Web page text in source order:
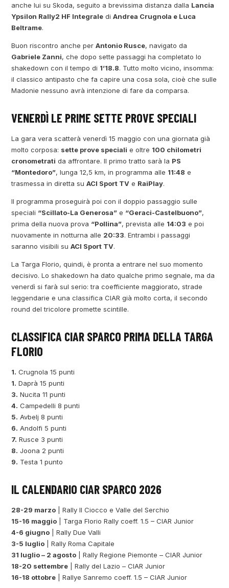
anche lui su Skoda, seguito a brevissima distanza dalla Lancia
Ypsilon Rally2 HF Integrale diAndrea Crugnola e Luca
Beltrame.
Buon riscontro anche perAntonio Rusce, navigato da
Gabriele Zanni, che dopo sette passaggi ha completato lo
shakedown con il tempo di 1’18.8. Tutto molto vicino, insomma:
il classico antipasto che fa capire una cosa sola, cioè che sulle
Madonie nessuno avrà intenzione di fare da comparsa.
VENERDÌ LE PRIME SETTE PROVE SPECIALI
La gara vera scatterà venerdì 15 maggio con una giornata già
molto corposa: sette prove speciali e oltre 100 chilometri
cronometrati da affrontare. Il primo tratto sarà la PS
“Montedoro”, lunga 12,5 km, in programma alle 11:48 e
trasmessa in diretta suACI Sport TV e RaiPlay.
Il programma proseguirà poi con il doppio passaggio sulle
speciali “Scillato-La Generosa” e “Geraci-Castelbuono”,
prima della nuova prova “Pollina”, prevista alle 14:03 e poi
nuovamente in notturna alle 20:33. Entrambi i passaggi
saranno visibili suACI Sport TV.
La Targa Florio, quindi, è pronta a entrare nel suo momento
decisivo. Lo shakedown ha dato qualche primo segnale, ma da
venerdì si farà sul serio: tra coefficiente maggiorato, strade
leggendarie e una classifica CIAR già molto corta, il secondo
round del tricolore promette scintille.
CLASSIFICA CIAR SPARCO PRIMA DELLA TARGA
FLORIO
1. Crugnola 15 punti
1. Daprà 15 punti
3. Nucita 11 punti
4. Campedelli 8 punti
5. Avbelj 8 punti
6. Andolfi 5 punti
7. Rusce 3 punti
8. Joona 2 punti
9. Testa 1 punto
IL CALENDARIO CIAR SPARCO 2026
28-29 marzo | Rally Il Ciocco e Valle del Serchio
15-16 maggio | Targa Florio Rally coeff. 1.5 – CIAR Junior
4-6 giugno | Rally Due Valli
3-5 luglio | Rally Roma Capitale
31 luglio – 2 agosto | Rally Regione Piemonte – CIAR Junior
18-20 settembre | Rally del Lazio – CIAR Junior
16-18 ottobre | Rallye Sanremo coeff. 1.5 – CIAR Junior